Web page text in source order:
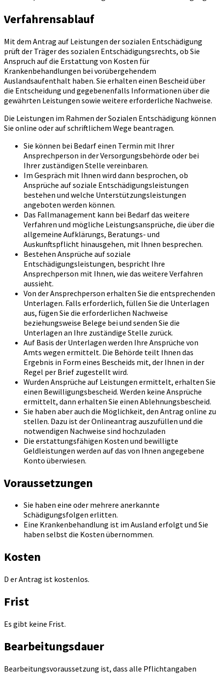
Verfahrensablauf
Mit dem Antrag auf Leistungen der sozialen Entschädigung
prüft der Träger des sozialen Entschädigungsrechts, ob Sie
Anspruch auf die Erstattung von Kosten für
Krankenbehandlungen bei vorübergehendem
Auslandsaufenthalt haben. Sie erhalten einen Bescheid über
die Entscheidung und gegebenenfalls Informationen über die
gewährten Leistungen sowie weitere erforderliche Nachweise.
Die Leistungen im Rahmen der Sozialen Entschädigung können
Sie online oder auf schriftlichem Wege beantragen.
Sie können bei Bedarf einen Termin mit Ihrer
Ansprechperson in der Versorgungsbehörde oder bei
Ihrer zuständigen Stelle vereinbaren.
Im Gespräch mit Ihnen wird dann besprochen, ob
Ansprüche auf soziale Entschädigungsleistungen
bestehen und welche Unterstützungsleistungen
angeboten werden können.
Das Fallmanagement kann bei Bedarf das weitere
Verfahren und mögliche Leistungsansprüche, die über die
allgemeine Aufklärungs, Beratungs- und
Auskunftspflicht hinausgehen, mit Ihnen besprechen.
Bestehen Ansprüche auf soziale
Entschädigungsleistungen, bespricht Ihre
Ansprechperson mit Ihnen, wie das weitere Verfahren
aussieht.
Von der Ansprechperson erhalten Sie die entsprechenden
Unterlagen. Falls erforderlich, füllen Sie die Unterlagen
aus, fügen Sie die erforderlichen Nachweise
beziehungsweise Belege bei und senden Sie die
Unterlagen an Ihre zuständige Stelle zurück.
Auf Basis der Unterlagen werden Ihre Ansprüche von
Amts wegen ermittelt. Die Behörde teilt Ihnen das
Ergebnis in Form eines Bescheids mit, der Ihnen in der
Regel per Brief zugestellt wird.
Wurden Ansprüche auf Leistungen ermittelt, erhalten Sie
einen Bewilligungsbescheid. Werden keine Ansprüche
ermittelt, dann erhalten Sie einen Ablehnungsbescheid.
Sie haben aber auch die Möglichkeit, den Antrag online zu
stellen. Dazu ist der Onlineantrag auszufüllen und die
notwendigen Nachweise sind hochzuladen
Die erstattungsfähigen Kosten und bewilligte
Geldleistungen werden auf das von Ihnen angegebene
Konto überwiesen.
Voraussetzungen
Sie haben eine oder mehrere anerkannte
Schädigungsfolgen erlitten.
Eine Krankenbehandlung ist im Ausland erfolgt und Sie
haben selbst die Kosten übernommen.
Kosten
D er Antrag ist kostenlos.
Frist
Es gibt keine Frist.
Bearbeitungsdauer
Bearbeitungsvoraussetzung ist, dass alle Pflichtangaben